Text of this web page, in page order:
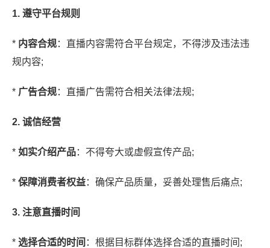
1. 遵守平台规则
* 内容合规：直播内容需符合平台规定，不得涉及违法违
规内容;
* 广告合规：直播广告需符合相关法律法规;
2. 诚信经营
* 如实介绍产品：不得夸大或虚假宣传产品;
* 保障消费者权益：确保产品质量，妥善处理售后痛点;
3. 注意直播时间
* 选择合适的时间 ：根据目标群体选择合适的直播时间;